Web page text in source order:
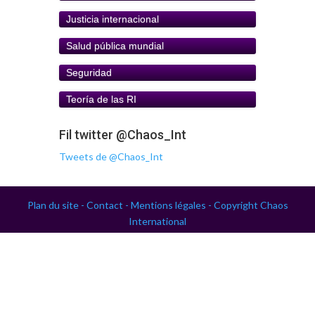
Justicia internacional
Salud pública mundial
Seguridad
Teoría de las RI
Fil twitter @Chaos_Int
Tweets de @Chaos_Int
Plan du site - Contact - Mentions légales - Copyright Chaos
International